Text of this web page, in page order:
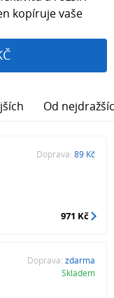
kopíruje vaše
Od
Doprava: 89 Kč
971 Kč
Doprava: zdarma
Skladem